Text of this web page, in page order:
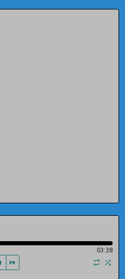
03:38